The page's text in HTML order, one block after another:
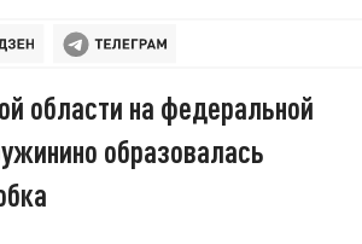
области на федеральной
образовалась